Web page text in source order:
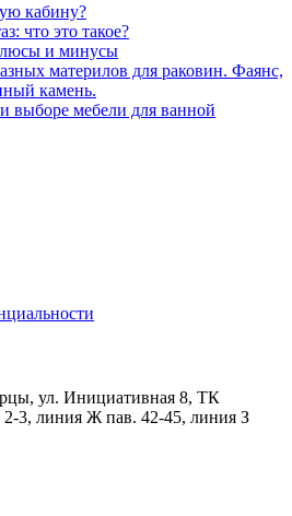
кабину?
что это такое?
и минусы
материлов для раковин. Фаянс,
камень.
выборе мебели для ванной
ул. Инициативная 8, ТК
3, линия Ж пав. 42-45, линия З